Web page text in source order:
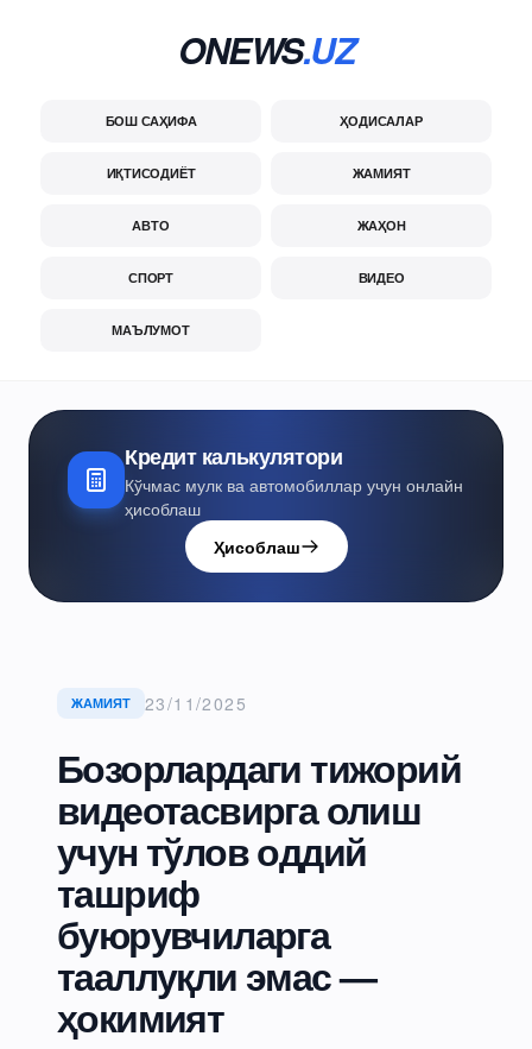
ONEWS.UZ
БОШ САҲИФА ҲОДИСАЛАР
ИҚТИСОДИЁТ ЖАМИЯТ
АВТО ЖАҲОН
СПОРТ ВИДЕО
МАЪЛУМОТ
Кредит калькулятори
Кўчмас мулк ва автомобиллар учун онлайн
ҳисоблаш
Ҳисоблаш
ЖАМИЯТ 23/11/2025
Бозорлардаги тижорий
видеотасвирга олиш
учун тўлов оддий
ташриф
буюрувчиларга
тааллуқли эмас —
ҳокимият